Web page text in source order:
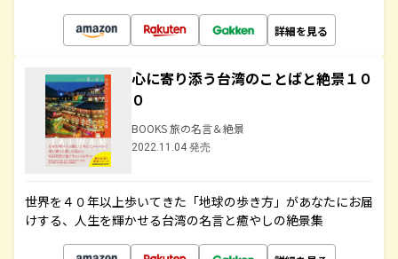
詳細を見る
心に寄り添う台湾のことばと絶景１０
０
BOOKS 旅の名言＆絶景
2022.11.04 発売
世界を４０年以上歩いてきた「地球の歩き方」があなたにお届
けする、人生を輝かせる台湾の名言と癒やしの絶景集